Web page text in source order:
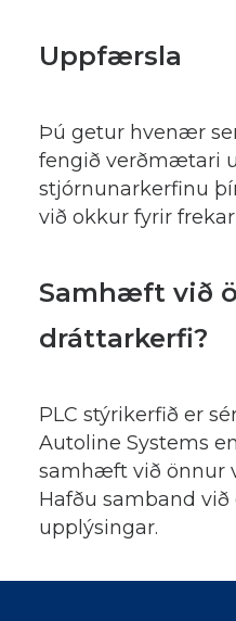
Uppfærsla
Þú getur hvenær
fengið verðmætari
stjórnunarkerfinu
við okkur fyrir
Samhæft við
dráttarkerfi?
PLC stýrikerfið er
Autoline Systems
samhæft við önnur
Hafðu samband
upplýsingar.